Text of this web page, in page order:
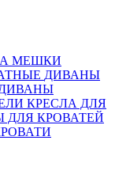
МЕШКИ
ДИВАНЫ
КРЕСЛА ДЛЯ
ДЛЯ КРОВАТЕЙ